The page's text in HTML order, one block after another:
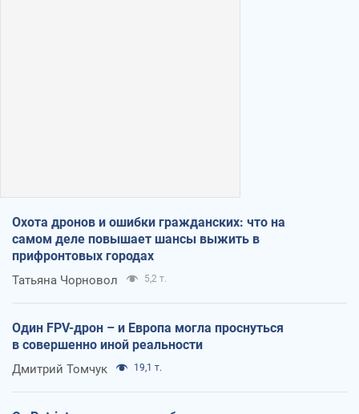
Охота дронов и ошибки гражданских: что на
самом деле повышает шансы выжить в
прифронтовых городах
Татьяна Чорновол 5,2 т.
Один FPV-дрон – и Европа могла проснуться
в совершенно иной реальности
Дмитрий Томчук 19,1 т.